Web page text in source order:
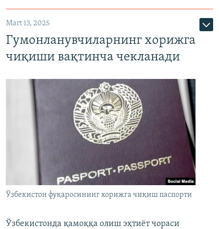
Mart 13, 2025
Гумонланувчиларнинг хорижга
чиқиши вақтинча чекланади
Ўзбекистон фуқаросининг хорижга чиқиш паспорти
Ўзбекистонда қамоққа олиш эҳтиёт чораси